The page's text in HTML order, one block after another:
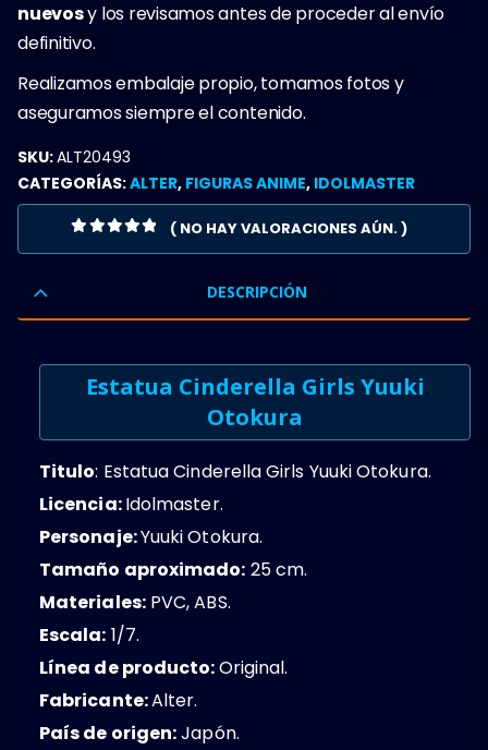
nuevosy los revisamos antes de proceder al envío
definitivo.
Realizamos embalaje propio, tomamos fotos y
aseguramos siempre el contenido.
SKU:ALT20493
CATEGORÍAS:ALTER, FIGURAS ANIME, IDOLMASTER
( NO HAY VALORACIONES AÚN. )
DESCRIPCIÓN
Estatua Cinderella Girls Yuuki
Otokura
Titulo: Estatua Cinderella Girls Yuuki Otokura.
Licencia:Idolmaster.
Personaje:Yuuki Otokura.
Tamaño aproximado: 25 cm.
Materiales:PVC, ABS.
Escala: 1/7.
Línea de producto:Original.
Fabricante:Alter.
País de origen:Japón.